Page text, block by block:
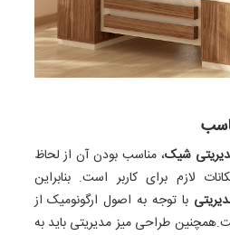
شیک، مناسب بودن آن از لحاظ
لازم برای کاربر است. بنابراین
با توجه به اصول ارگونومیک از
طراحی میز مدیریتی باید به